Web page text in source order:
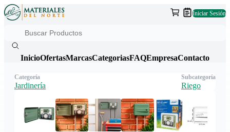
Iniciar Sesión
InicioOfertasMarcasCategoriasFAQEmpresaContacto
Categoría
Jardinería
Subcategoría
Riego